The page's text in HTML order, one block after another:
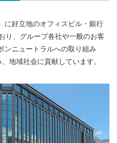
に好立地のオフィスビル・銀行
り、グループ各社や一般のお客
ンニュートラルへの取り組み
地域社会に貢献しています。